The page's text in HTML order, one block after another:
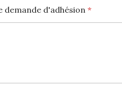
demande d'adhésion *